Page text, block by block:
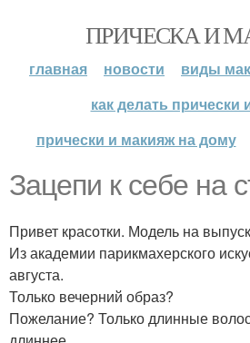
ПРИЧЕСКА И
главная новости
виды
как делать прически
прически и макияж на дому
Зацепи к себе на
Привет красотки. Модель на
Из академии парикмахерского
августа.
Только вечерний образ?
Пожелание? Только длинные